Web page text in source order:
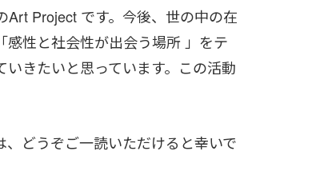
Project です。今後、世の中の在
感性と社会性が出会う場所 」をテ
きたいと思っています。この活動
どうぞご一読いただけると幸いで